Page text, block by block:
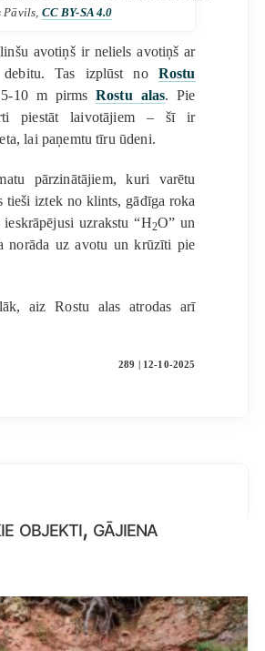
Pāvils, CC BY-SA 4.0
avotiņš ir neliels avotiņš ar
debitu. Tas izplūst no Rostu
10 m pirmsRostu alas. Pie
piestāt laivotājiem – šī ir
lai paņemtu tīru ūdeni.
pārzinātājiem, kuri varētu
tieši iztek no klints, gādīga roka
uzrakstu “H2O” un
norāda uz avotu un krūzīti pie
aiz Rostu alas atrodas arī
289 | 12-10-2025
objekti, gājiena